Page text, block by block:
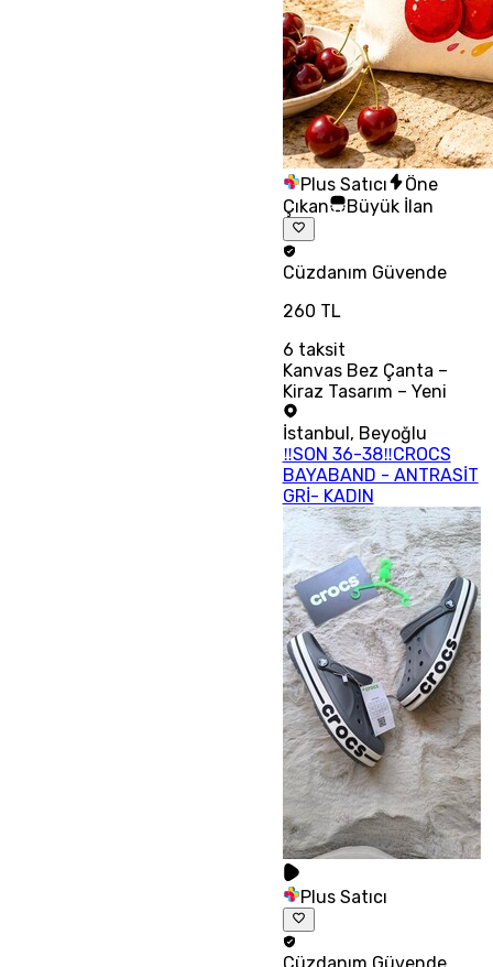
Plus Satıcı
Öne
Çıkan
Büyük İlan
Cüzdanım Güvende
260 TL
6 taksit
Kanvas Bez Çanta –
Kiraz Tasarım – Yeni
İstanbul, Beyoğlu
‼SON 36-38‼CROCS
BAYABAND - ANTRASİT
GRİ- KADIN
Plus Satıcı